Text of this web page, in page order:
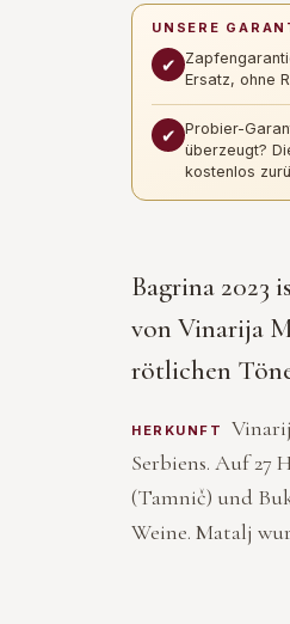
UNSERE
✔
Ersatz, ohne
✔ Probier-
überzeugt?
kostenlos
Bagrina 2023
von Vinarija
rötlichen
HERKUNFT
Serbiens. Auf 27
(Tamnič) und
Weine. Matalj